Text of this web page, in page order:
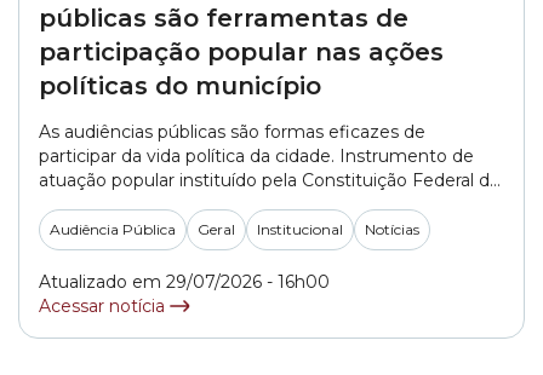
públicas são ferramentas de
participação popular nas ações
políticas do município
As audiências públicas são formas eficazes de
participar da vida política da cidade. Instrumento de
atuação popular instituído pela Constituição Federal de
1988, as audiências são reguladas por leis federais,
estaduais e municipais. É uma possibilidade aberta para
a participação cidadã. Audiências na Lei Orgânica No
Audiência Pública Geral Institucional Notícias
Atualizado em 29/07/2026 - 16h00
Acessar notícia